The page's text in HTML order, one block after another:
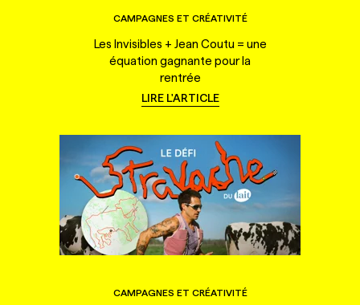
CAMPAGNES ET CRÉATIVITÉ
Les Invisibles + Jean Coutu = une
équation gagnante pour la
rentrée
LIRE L'ARTICLE
CAMPAGNES ET CRÉATIVITÉ